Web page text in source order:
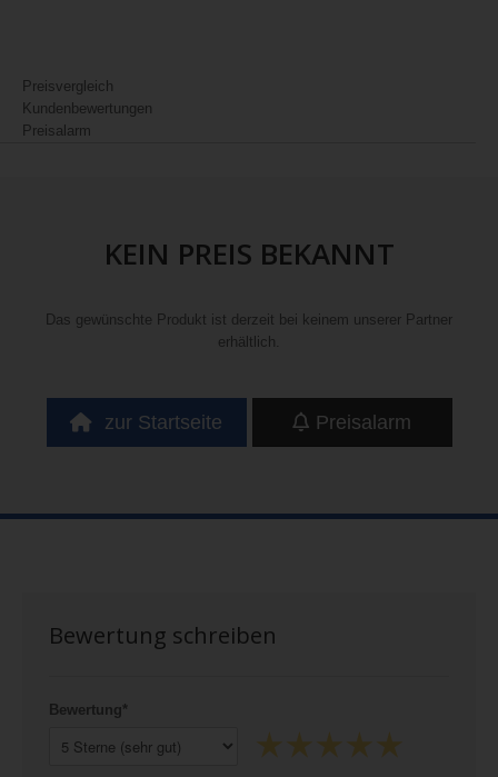
Preisvergleich
Kundenbewertungen
Preisalarm
KEIN PREIS BEKANNT
Das gewünschte Produkt ist derzeit bei keinem unserer Partner
erhältlich.
zur Startseite Preisalarm
Bewertung schreiben
Bewertung*